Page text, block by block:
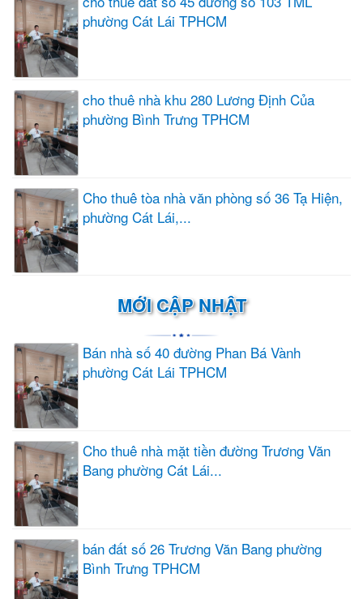
phường Cát Lái TPHCM
cho thuê nhà khu 280 Lương Định Của
phường Bình Trưng TPHCM
Cho thuê tòa nhà văn phòng số 36 Tạ Hiện,
phường Cát Lái,...
MỚI CẬP NHẬT
Bán nhà số 40 đường Phan Bá Vành
phường Cát Lái TPHCM
Cho thuê nhà mặt tiền đường Trương Văn
Bang phường Cát Lái...
bán đất số 26 Trương Văn Bang phường
Bình Trưng TPHCM